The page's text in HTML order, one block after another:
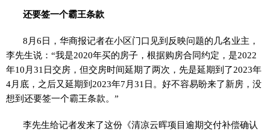
还要签一个霸王条款
8月6日，华商报记者在小区门口见到反映问题的几名业主，
李先生说：“我是2020年买的房子，根据购房合同约定，是2022
年10月31日交房，但交房时间延期了两次，先是延期到了2023年
4月底，之后又延期到2023年7月31日。好不容易盼来了新房，没
想到还要签一个霸王条款。”
李先生给记者发来了这份《清凉云晖项目逾期交付补偿确认